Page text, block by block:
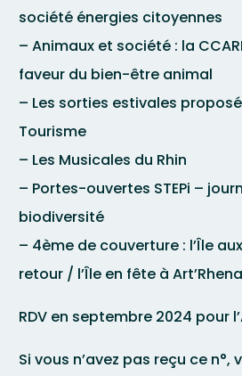
société énergies citoyennes
– Animaux et société : la
faveur du bien-être animal
– Les sorties estivales
Tourisme
– Les Musicales du Rhin
– Portes-ouvertes STEPi –
biodiversité
– 4ème de couverture : l’Île
retour / l’Île en fête à Art’Rhena
RDV en septembre 2024 pour
Si vous n’avez pas reçu ce n°,